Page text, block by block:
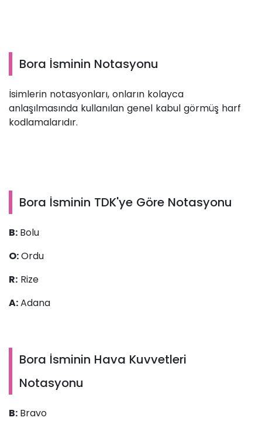
Bora İsminin Notasyonu
İsimlerin notasyonları, onların kolayca
anlaşılmasında kullanılan genel kabul görmüş harf
kodlamalarıdır.
Bora İsminin TDK'ye Göre Notasyonu
B: Bolu
O:Ordu
R: Rize
A:Adana
Bora İsminin Hava Kuvvetleri
Notasyonu
B: Bravo